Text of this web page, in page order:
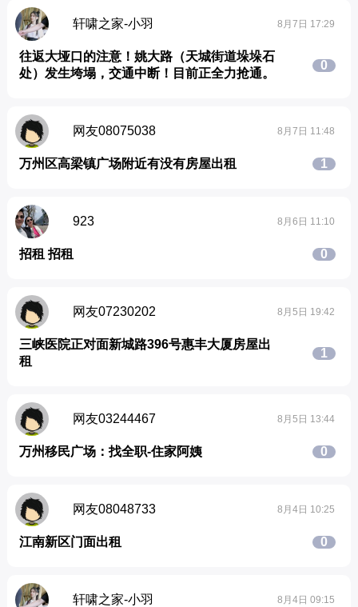
轩啸之家-小羽 8月7日 17:29
往返大垭口的注意！姚大路（天城街道垛垛石
处）发生垮塌，交通中断！目前正全力抢通。
0
网友08075038 8月7日 11:48
万州区高梁镇广场附近有没有房屋出租 1
923 8月6日 11:10
招租 招租 0
网友07230202 8月5日 19:42
三峡医院正对面新城路396号惠丰大厦房屋出
租
1
网友03244467 8月5日 13:44
万州移民广场：找全职-住家阿姨 0
网友08048733 8月4日 10:25
江南新区门面出租 0
轩啸之家-小羽 8月4日 09:15